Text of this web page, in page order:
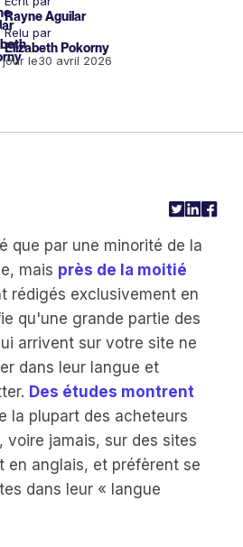
Rayne Aguilar
Relu par
Elizabeth Pokorny
le30 avril 2026
que par une minorité de la
mais près de la moitié
rédigés exclusivement en
qu'une grande partie des
arrivent sur votre site ne
dans leur langue et
Des études montrent
la plupart des acheteurs
voire jamais, sur des sites
en anglais, et préfèrent se
dans leur « langue